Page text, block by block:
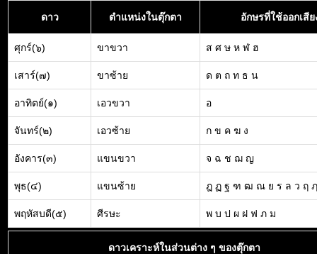
ดาว ตำแหน่งในตุ๊กตา อักษรที่ใช้ออกเสีย
ศุกร์(๖) ขาขวา ส ศ ษ ห ฬ ฮ
เสาร์(๗) ขาซ้าย ด ต ถ ท ธ น
อาทิตย์(๑) เอวขวา อ
จันทร์(๒) เอวซ้าย ก ข ค ฆ ง
อังคาร(๓) แขนขวา จ ฉ ช ฌ ญ
พุธ(๔) แขนซ้าย ฎ ฏ ฐ ฑ ฒ ณ ย ร ล ว ฤ ฦ
พฤหัสบดี(๕) ศีรษะ พ บ ป ผ ฝ ฟ ภ ม
ดาวเคราะห์ในส่วนต่าง ๆ ของตุ๊กตา